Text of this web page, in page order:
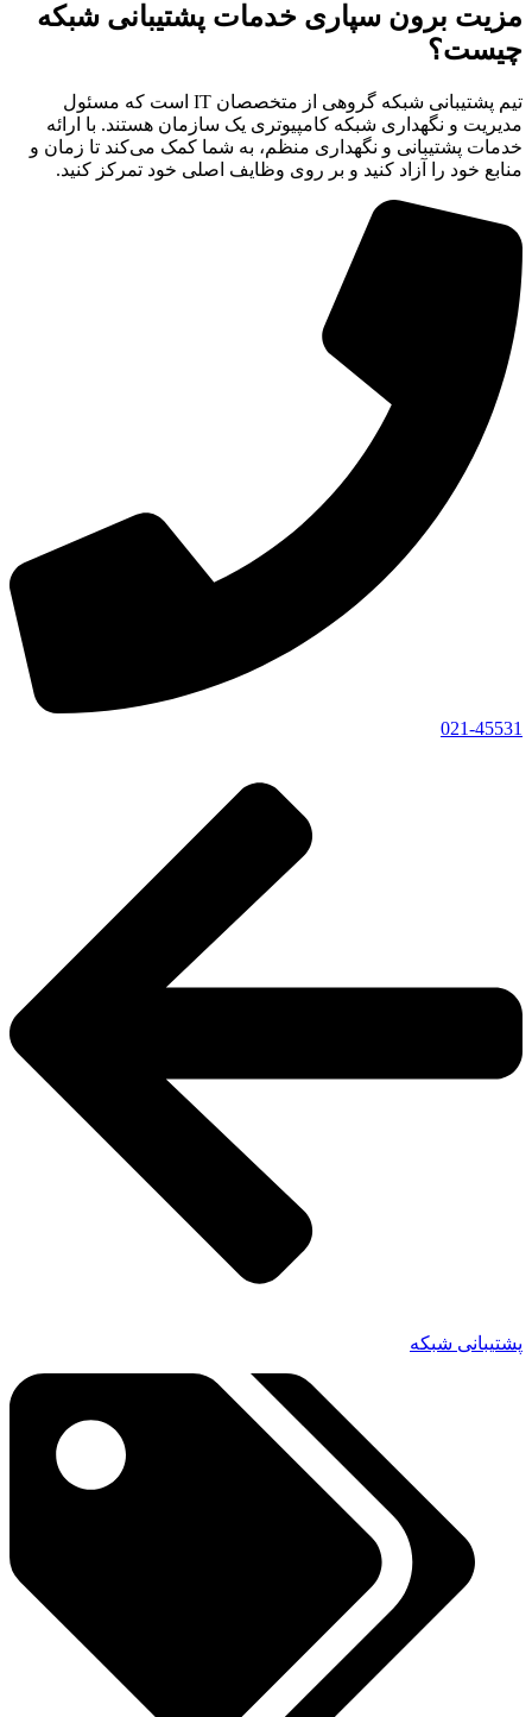
مزیت برون سپاری خدمات پشتیبانی شبکه
چیست؟
تیم پشتیبانی شبکه گروهی از متخصصان IT است که مسئول
مدیریت و نگهداری شبکه کامپیوتری یک سازمان هستند. با ارائه
خدمات پشتیبانی و نگهداری منظم، به شما کمک می‌کند تا زمان و
منابع خود را آزاد کنید و بر روی وظایف اصلی خود تمرکز کنید.
021-45531
پشتیبانی شبکه